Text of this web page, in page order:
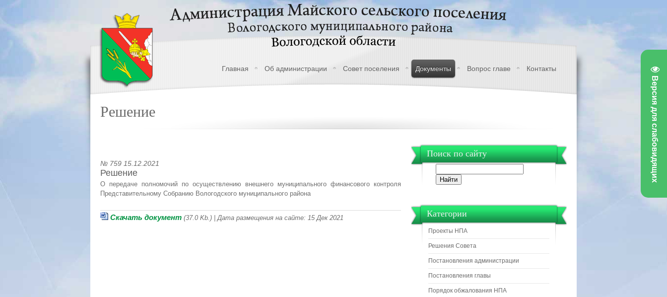
Версия для слабовидящих
Главная Об администрации Совет поселения Документы Вопрос главе Контакты
Решение
№ 759 15.12.2021
Решение
О передаче полномочий по осуществлению внешнего муниципального финансового контроля
Представительному Собранию Вологодского муниципального района
Скачать документ (37.0 Kb.) | Дата размещения на сайте: 15 Дек 2021
Поиск по сайту
Категории
Проекты НПА
Решения Совета
Постановления администрации
Постановления главы
Порядок обжалования НПА